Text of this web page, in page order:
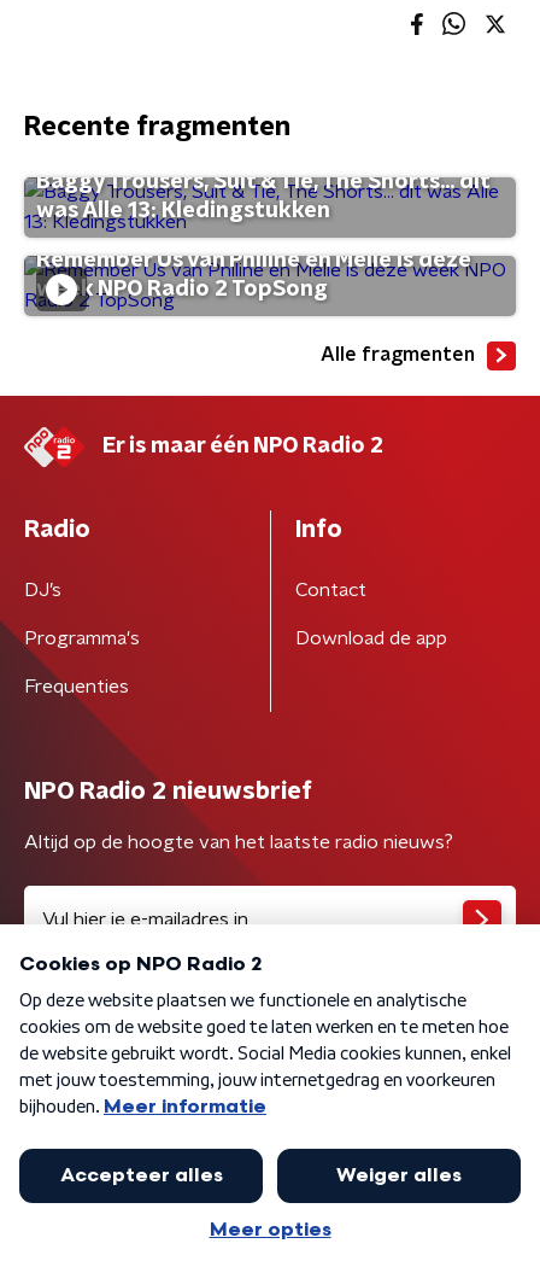
Recente fragmenten
Baggy Trousers, Suit & Tie, The Shorts... dit
was Alle 13: Kledingstukken
Remember Us van Philine en Melle is deze
week NPO Radio 2 TopSong
Alle fragmenten
Er is maar één NPO Radio 2
Radio
DJ’s
Programma's
Frequenties
Info
Contact
Download de app
NPO Radio 2 nieuwsbrief
Altijd op de hoogte van het laatste radio nieuws?
Algemene voorwaarden